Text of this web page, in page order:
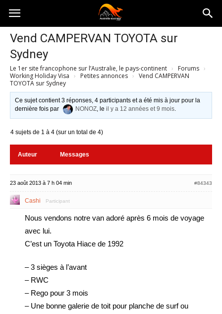
Australia-
australie.com
Vend CAMPERVAN TOYOTA sur
Sydney
Le 1er site francophone sur l’Australie, le pays-continent › Forums ›
Working Holiday Visa › Petites annonces › Vend CAMPERVAN
TOYOTA sur Sydney
Ce sujet contient 3 réponses, 4 participants et a été mis à jour pour la
dernière fois par
NONOZ, leil y a 12 années et 9 mois.
4 sujets de 1 à 4 (sur un total de 4)
Auteur Messages
23 août 2013 à 7 h 04 min #84343
Cashi Participant
Nous vendons notre van adoré après 6 mois de voyage
avec lui.
C’est un Toyota Hiace de 1992
– 3 sièges à l’avant
– RWC
– Rego pour 3 mois
– Une bonne galerie de toit pour planche de surf ou